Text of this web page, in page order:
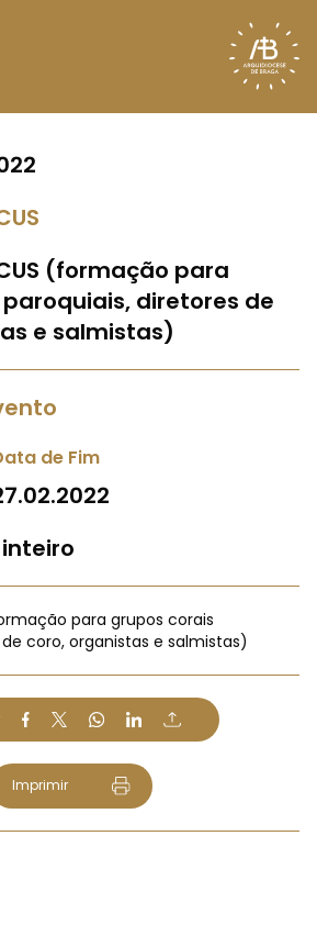
(formação para
diretores de
e salmistas)
de Fim
para grupos corais
coro, organistas e salmistas)
Imprimir